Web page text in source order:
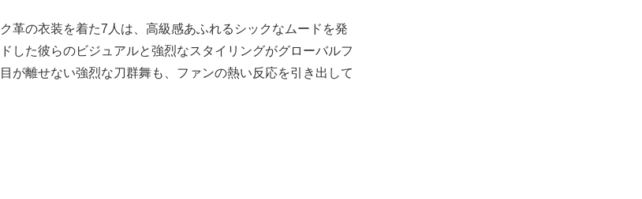
革の衣装を着た7人は、高級感あふれるシックなムードを発
した彼らのビジュアルと強烈なスタイリングがグローバルフ
が離せない強烈な刀群舞も、ファンの熱い反応を引き出して